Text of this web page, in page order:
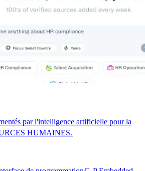
par l'intelligence artificielle pour la
HUMAINES.​​